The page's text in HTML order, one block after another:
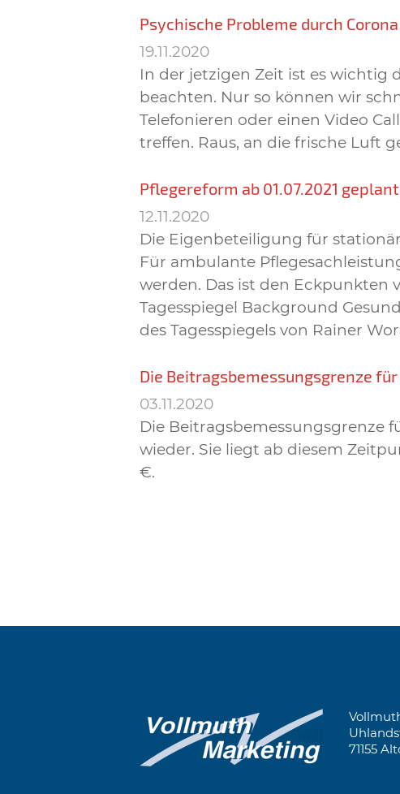
Psychische Probleme durch Corona
19.11.2020
In der jetzigen Zeit ist es wichtig
beachten. Nur so können wir
Telefonieren oder einen Video
treffen. Raus, an die frische Luft
Pflegereform ab 01.07.2021
12.11.2020
Die Eigenbeteiligung für
Für ambulante
werden. Das ist den Eckpunkten
Tagesspiegel Background
des Tagesspiegels von Rainer
Die Beitragsbemessungsgrenze
03.11.2020
Die Beitragsbemessungsgrenze
wieder. Sie liegt ab diesem
€.
71155